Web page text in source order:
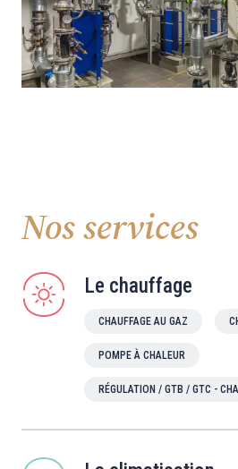
Nos services
Le chauffage
CHAUFFAGE AU GAZ
POMPE À CHALEUR
RÉGULATION / GTB / GTC -